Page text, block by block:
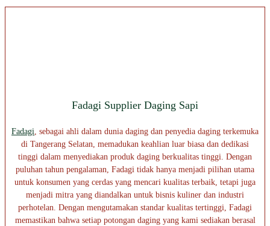
Fadagi Supplier Daging Sapi
Fadagi, sebagai ahli dalam dunia daging dan penyedia daging terkemuka
di Tangerang Selatan, memadukan keahlian luar biasa dan dedikasi
tinggi dalam menyediakan produk daging berkualitas tinggi. Dengan
puluhan tahun pengalaman, Fadagi tidak hanya menjadi pilihan utama
untuk konsumen yang cerdas yang mencari kualitas terbaik, tetapi juga
menjadi mitra yang diandalkan untuk bisnis kuliner dan industri
perhotelan. Dengan mengutamakan standar kualitas tertinggi, Fadagi
memastikan bahwa setiap potongan daging yang kami sediakan berasal